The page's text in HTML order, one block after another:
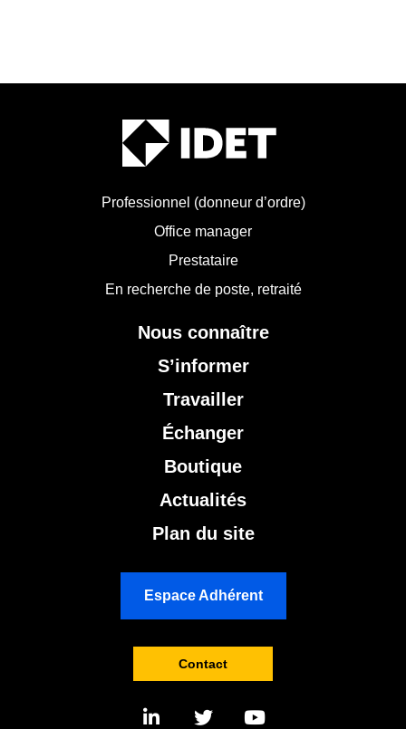
Professionnel (donneur d’ordre)
Office manager
Prestataire
En recherche de poste, retraité
Nous connaître
S’informer
Travailler
Échanger
Boutique
Actualités
Plan du site
Espace Adhérent
Contact